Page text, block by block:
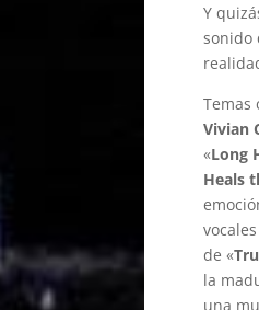
Y
sonido
Temas
Vivian
«Long
Heals
de «
la
una